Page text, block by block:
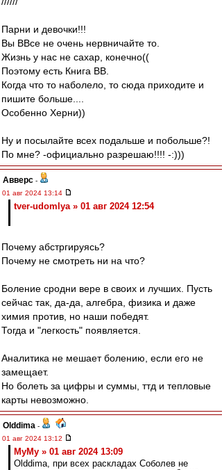
Парни и девочки!!!
Вы ВВсе не очень нервничайте то.
Жизнь у нас не сахар, конечно((
Поэтому есть Книга ВВ.
Когда что то наболело, то сюда приходите и
пишите больше....
Особенно Херни))
Ну и посылайте всех подальше и побольше?!
По мне? -официально разрешаю!!!! -:)))
Авверс -
01 авг 2024 13:14
tver-udomlya » 01 авг 2024 12:54
Почему абстргируясь?
Почему не смотреть ни на что?
Боление сродни вере в своих и лучших. Пусть
сейчас так, да-да, алгебра, физика и даже
химия против, но наши победят.
Тогда и "легкость" появляется.
Аналитика не мешает болению, если его не
замещает.
Но болеть за цифры и суммы, ттд и тепловые
карты невозможно.
Olddima -
01 авг 2024 13:12
МуМу » 01 авг 2024 13:09
Olddima, при всех раскладах Соболев не